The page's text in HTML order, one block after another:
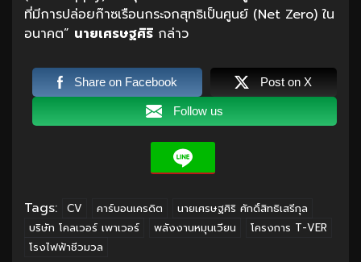
ที่มีการปล่อยก๊าซเรือนกระจกสุทธิเป็นศูนย์ (Net Zero) ใน
อนาคต” นายเศรษฐศิริ กล่าว
Share on Facebook Post on X
Follow us
Tags: CV คาร์บอนเครดิต
นายเศรษฐศิริ ศักดิ์สิทธิเสรีกุล
บริษัท โคลเวอร์ เพาเวอร์
พลังงานหมุนเวียน
โครงการ T-VER
โรงไฟฟ้าชีวมวล